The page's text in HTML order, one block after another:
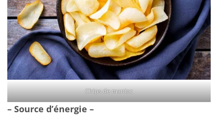
Chips de manioc
– Source d’énergie –